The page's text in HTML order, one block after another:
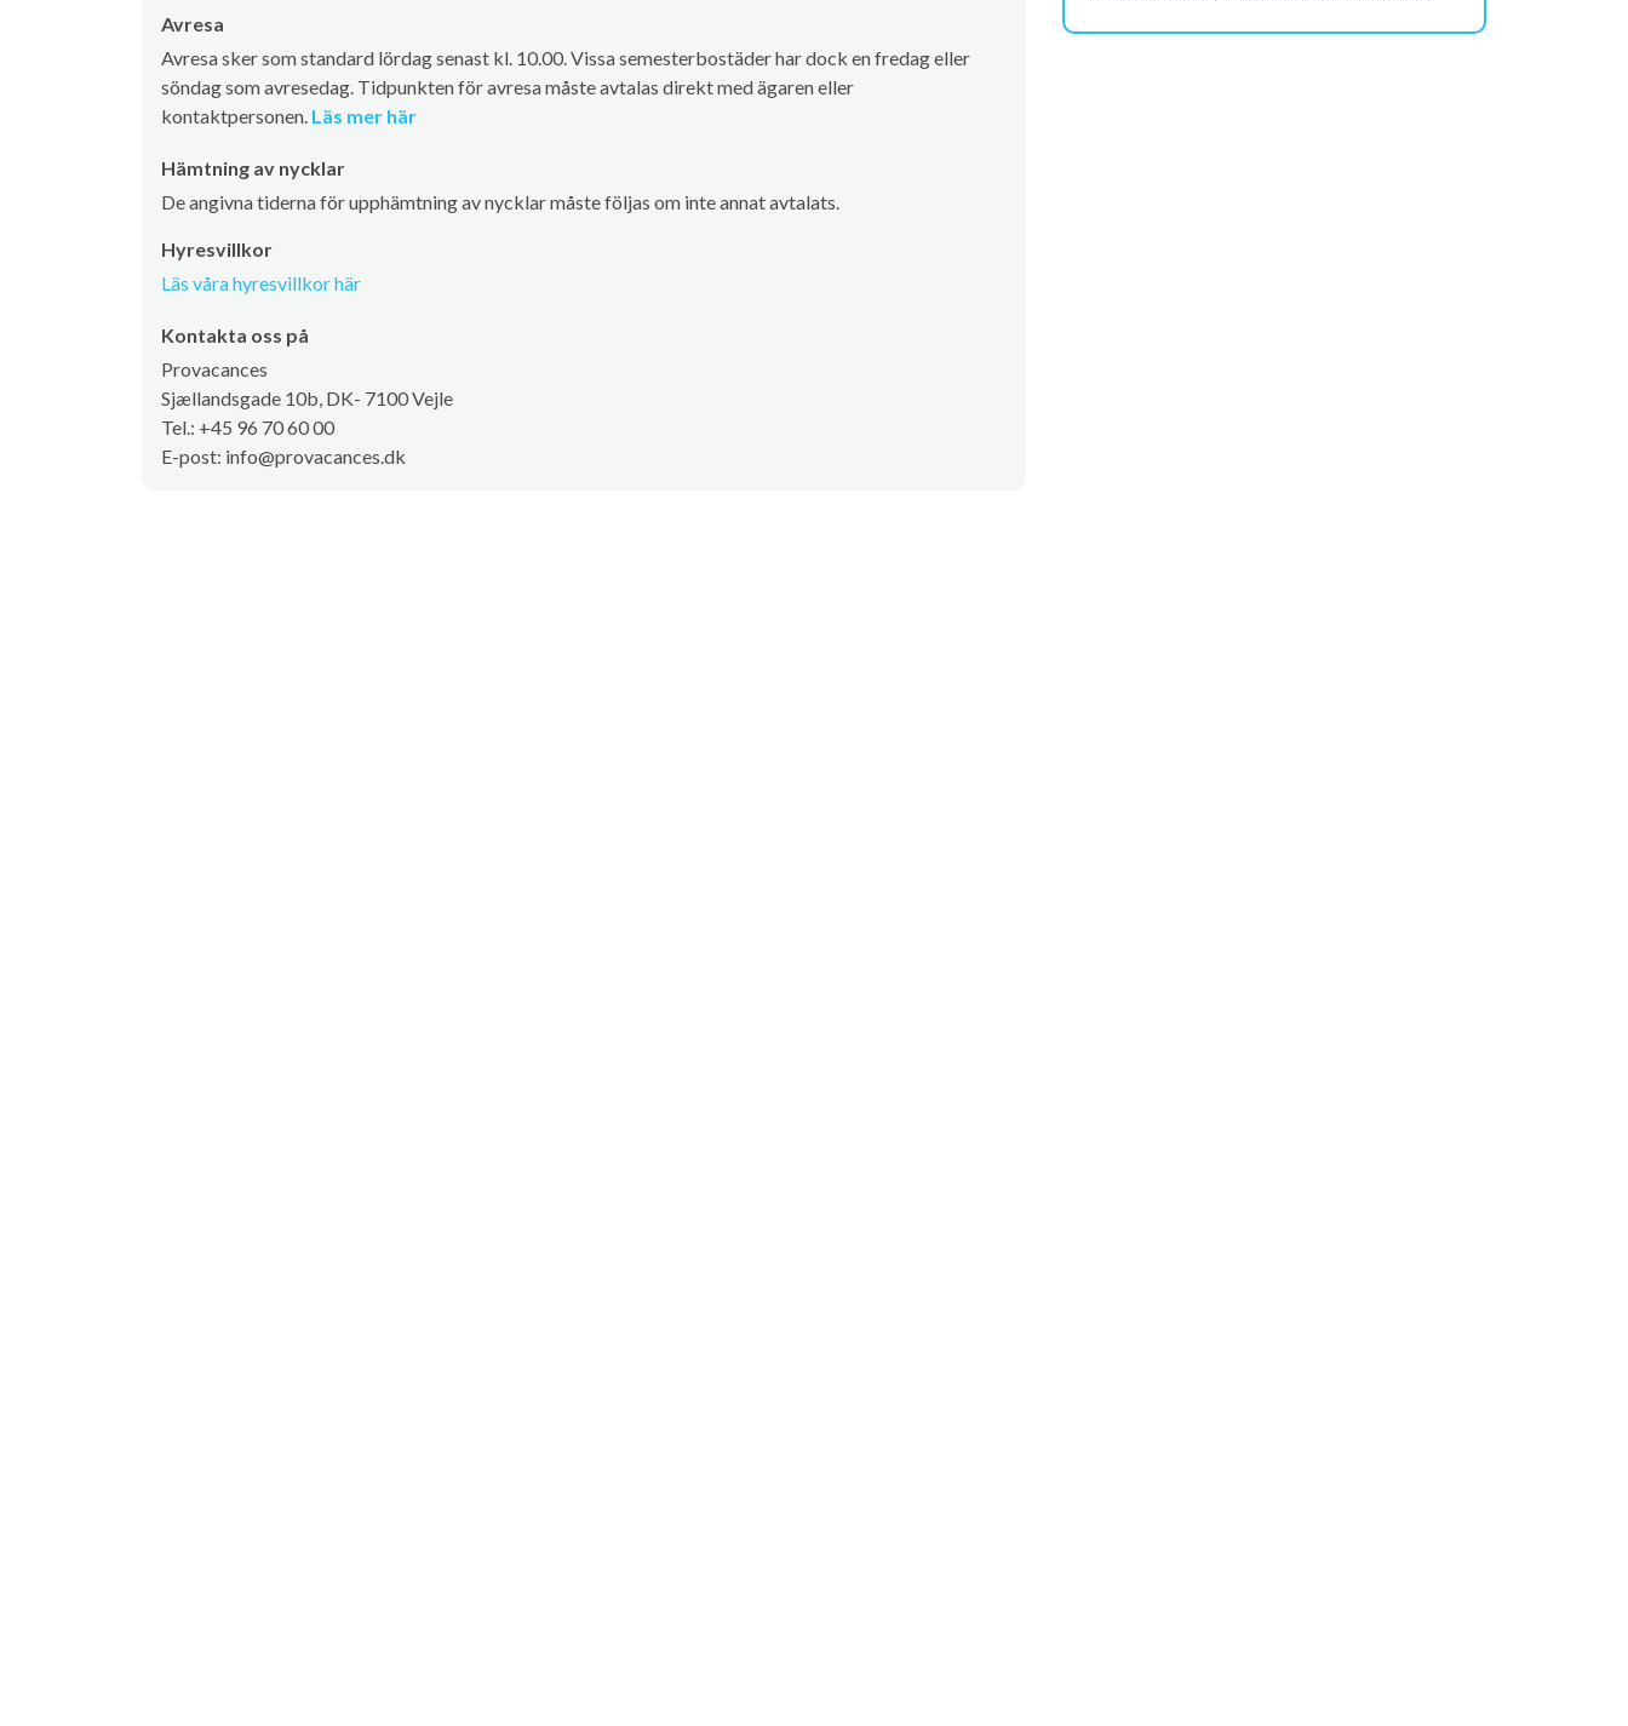
Avresa
Avresa sker som standard lördag senast kl. 10.00. Vissa semesterbostäder har dock en fredag eller
söndag som avresedag. Tidpunkten för avresa måste avtalas direkt med ägaren eller
kontaktpersonen. Läs mer här
Hämtning av nycklar
De angivna tiderna för upphämtning av nycklar måste följas om inte annat avtalats.
Hyresvillkor
Läs våra hyresvillkor här
Kontakta oss på
Provacances
Sjællandsgade 10b, DK- 7100 Vejle
Tel.: +45 96 70 60 00
E-post: info@provacances.dk